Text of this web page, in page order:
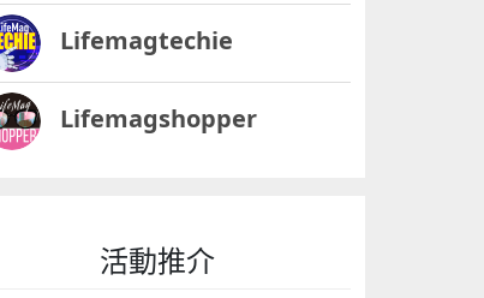
Lifemagtechie
Lifemagshopper
活動推介